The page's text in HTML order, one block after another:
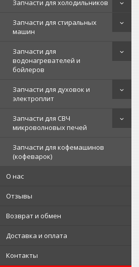
Запчасти для холодильников
Запчасти для стиральных
машин
Запчасти для
водонагревателей и
бойлеров
Запчасти для духовок и
электроплит
Запчасти для СВЧ
микроволновых печей
Запчасти для кофемашинов
(кофеварок)
О нас
Отзывы
Возврат и обмен
Доставка и оплата
Контакты